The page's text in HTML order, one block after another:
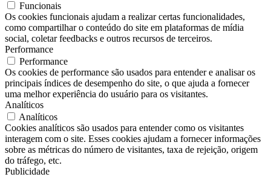
Funcionais
Os cookies funcionais ajudam a realizar certas funcionalidades,
como compartilhar o conteúdo do site em plataformas de mídia
social, coletar feedbacks e outros recursos de terceiros.
Performance
Performance
Os cookies de performance são usados ​​para entender e analisar os
principais índices de desempenho do site, o que ajuda a fornecer
uma melhor experiência do usuário para os visitantes.
Analíticos
Analíticos
Cookies analíticos são usados ​​para entender como os visitantes
interagem com o site. Esses cookies ajudam a fornecer informações
sobre as métricas do número de visitantes, taxa de rejeição, origem
do tráfego, etc.
Publicidade